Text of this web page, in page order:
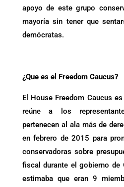
apoyo de este grupo
mayoría sin tener que
demócratas.
¿Que es el Freedom Caucus?
El House Freedom Caucus
reúne a los
pertenecen al ala más de
en febrero de 2015 para
conservadoras sobre
fiscal durante el gobierno de
estimaba que eran 9